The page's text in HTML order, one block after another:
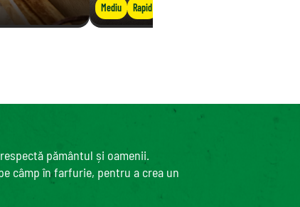
Mediu Rapid
pământul și oamenii.
câmp în farfurie, pentru a crea un